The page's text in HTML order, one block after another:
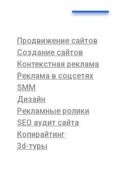
Продвижение сайтов
Создание сайтов
Контекстная реклама
Реклама в соцсетях
SMM
Дизайн
Рекламные ролики
SEO аудит сайта
Копирайтинг
3d-туры